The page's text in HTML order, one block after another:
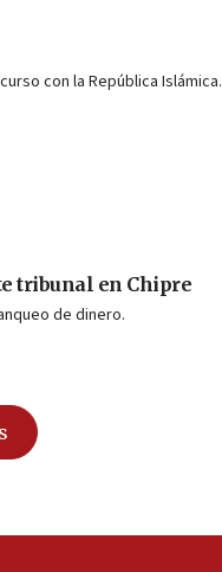
con la República Islámica.
tribunal en Chipre
de dinero.